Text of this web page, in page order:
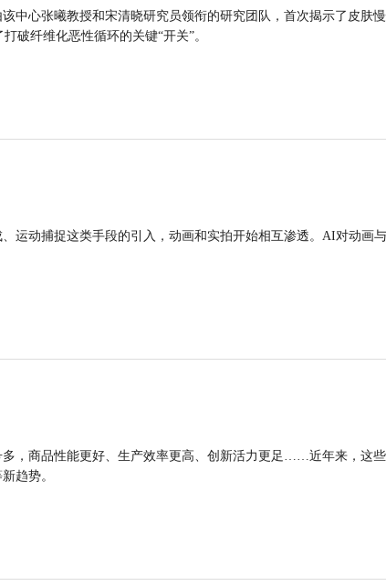
中心张曦教授和宋清晓研究员领衔的研究团队，首次揭示了皮肤
破纤维化恶性循环的关键“开关”。
运动捕捉这类手段的引入，动画和实拍开始相互渗透。AI对动画
，商品性能更好、生产效率更高、创新活力更足……近年来，这
趋势。